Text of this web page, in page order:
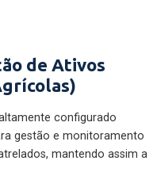
de Ativos
configurado
gestão e monitoramento
mantendo assim a